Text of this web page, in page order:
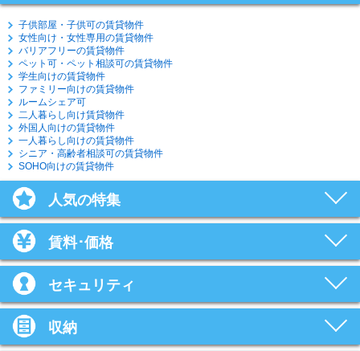
子供部屋・子供可の賃貸物件
女性向け・女性専用の賃貸物件
バリアフリーの賃貸物件
ペット可・ペット相談可の賃貸物件
学生向けの賃貸物件
ファミリー向けの賃貸物件
ルームシェア可
二人暮らし向け賃貸物件
外国人向けの賃貸物件
一人暮らし向けの賃貸物件
シニア・高齢者相談可の賃貸物件
SOHO向けの賃貸物件
人気の特集
賃料･価格
セキュリティ
収納